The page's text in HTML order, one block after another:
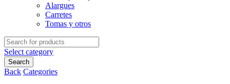
Alargues
Carretes
Tomas y otros
Search
for:
Select category
Search
Back Categories